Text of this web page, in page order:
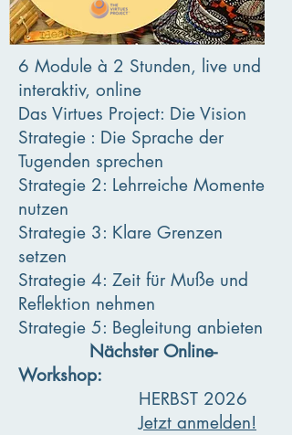
6 Module à 2 Stunden, live und
interaktiv, online
Das Virtues Project: Die Vision
Strategie : Die Sprache der
Tugenden sprechen
Strategie 2: Lehrreiche Momente
nutzen
Strategie 3: Klare Grenzen
setzen
Strategie 4: Zeit für Muße und
Reflektion nehmen
Strategie 5: Begleitung anbieten
Nächster Online-
Workshop:
HERBST 2026
Jetzt anmelden!